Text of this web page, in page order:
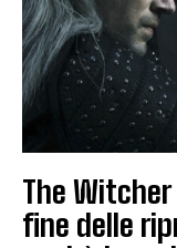
The
fine delle